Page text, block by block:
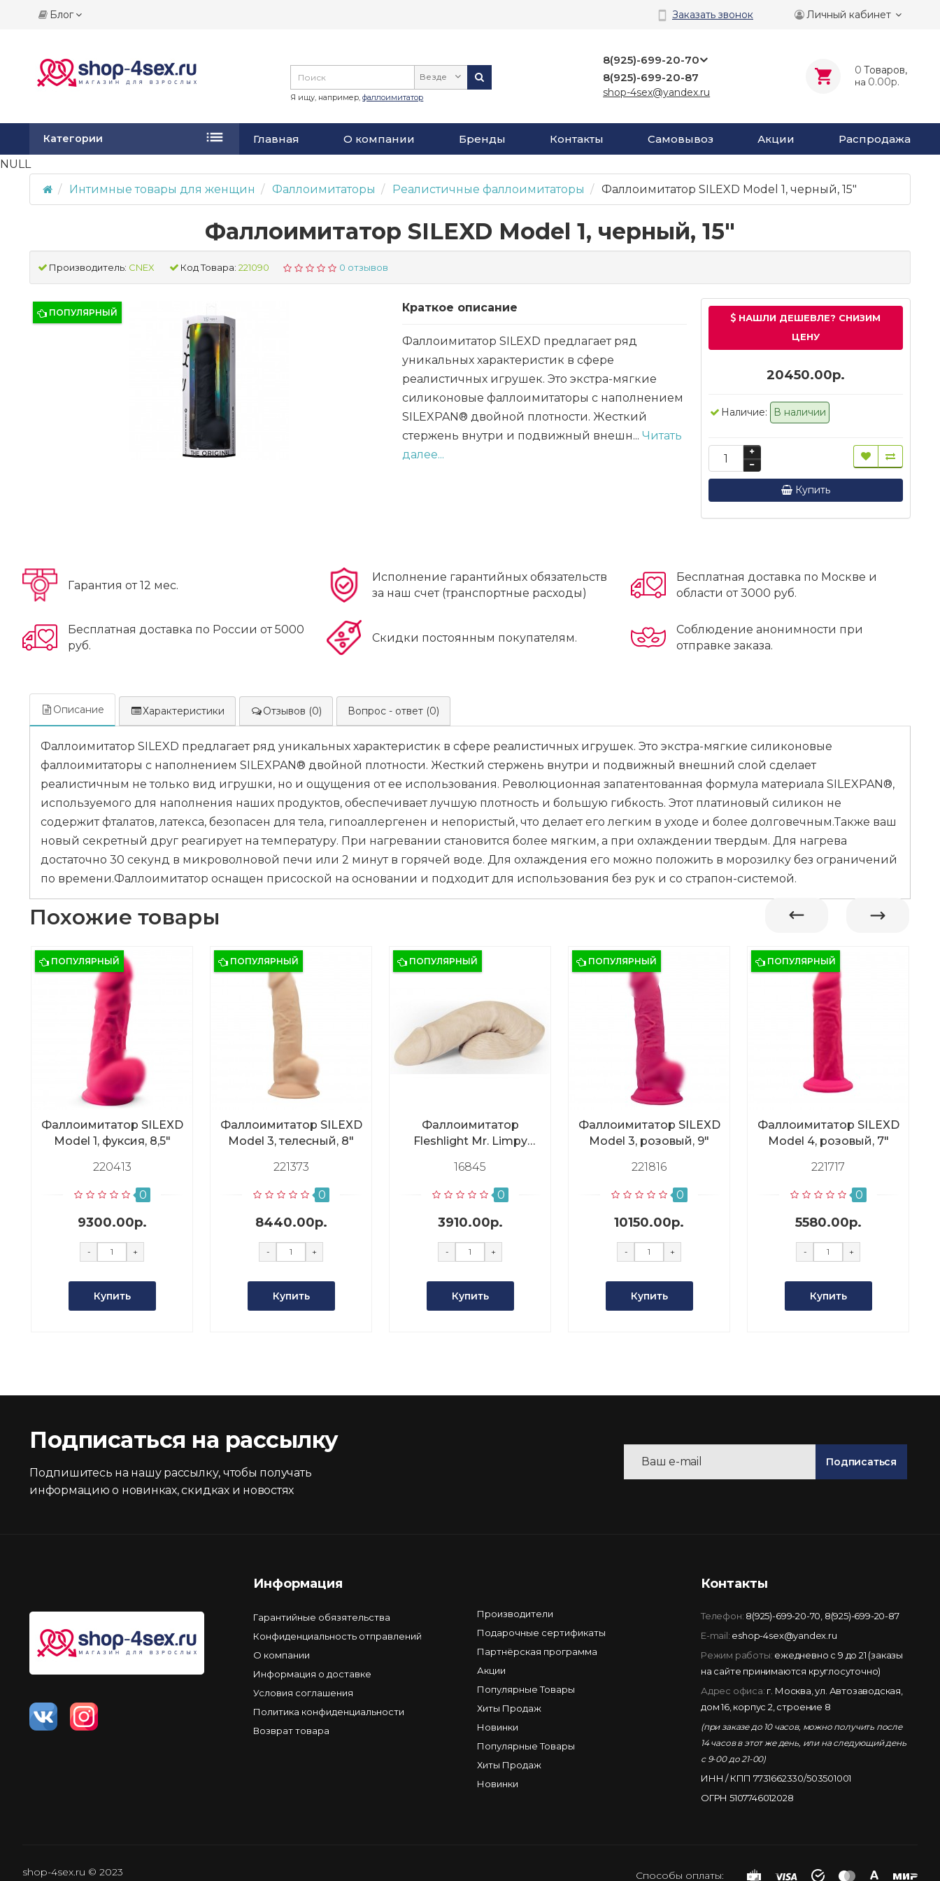
Блог Заказать звонок Личный кабинет
8(925)-699-20-70
8(925)-699-20-87
shop-4sex@yandex.ru
0 Tоваров,
на 0.00р.
Везде
Я ищу, например,фаллоимитатор
Главная О компании Бренды Контакты Самовывоз Акции Распродажа
Категории
NULL
Интимные товары для женщин
Фаллоимитаторы Реалистичные фаллоимитаторы Фаллоимитатор SILEXD Model 1, черный, 15"
Фаллоимитатор SILEXD Model 1, черный, 15"
Производитель: CNEX Код Товара: 221090 0 отзывов
ПОПУЛЯРНЫЙ Краткое описание
Фаллоимитатор SILEXD предлагает ряд
уникальных характеристик в сфере
реалистичных игрушек. Это экстра-мягкие
силиконовые фаллоимитаторы с наполнением
SILEXPAN® двойной плотности. Жесткий
стержень внутри и подвижный внешн...Читать
далее...
НАШЛИ ДЕШЕВЛЕ? СНИЗИМ
ЦЕНУ
20450.00р.
Наличие: В наличии
Купить
Гарантия от 12 мес.
Исполнение гарантийных обязательств
за наш счет (транспортные расходы)
Бесплатная доставка по Москве и
области от 3000 руб.
Бесплатная доставка по России от 5000
руб.
Скидки постоянным покупателям.
Соблюдение анонимности при
отправке заказа.
Описание Характеристики Отзывов (0) Вопрос - ответ (0)
Фаллоимитатор SILEXD предлагает ряд уникальных характеристик в сфере реалистичных игрушек. Это экстра-мягкие силиконовые
фаллоимитаторы с наполнением SILEXPAN® двойной плотности. Жесткий стержень внутри и подвижный внешний слой сделает
реалистичным не только вид игрушки, но и ощущения от ее использования. Революционная запатентованная формула материала SILEXPAN®,
используемого для наполнения наших продуктов, обеспечивает лучшую плотность и большую гибкость. Этот платиновый силикон не
содержит фталатов, латекса, безопасен для тела, гипоаллергенен и непористый, что делает его легким в уходе и более долговечным.Также ваш
новый секретный друг реагирует на температуру. При нагревании становится более мягким, а при охлаждении твердым. Для нагрева
достаточно 30 секунд в микроволновой печи или 2 минут в горячей воде. Для охлаждения его можно положить в морозилку без ограничений
по времени.Фаллоимитатор оснащен присоской на основании и подходит для использования без рук и со страпон-системой.
Похожие товары
ПОПУЛЯРНЫЙ
Фаллоимитатор SILEXD
Model 1, фуксия, 8,5"
220413
0
9300.00р.
- +
Купить
ПОПУЛЯРНЫЙ
Фаллоимитатор SILEXD
Model 3, телесный, 8"
221373
0
8440.00р.
- +
Купить
ПОПУЛЯРНЫЙ
Фаллоимитатор
Fleshlight Mr. Limpy
16845
0
3910.00р.
- +
Купить
ПОПУЛЯРНЫЙ
Фаллоимитатор SILEXD
Model 3, розовый, 9"
221816
0
10150.00р.
- +
Купить
ПОПУЛЯРНЫЙ
Фаллоимитатор SILEXD
Model 4, розовый, 7"
221717
0
5580.00р.
- +
Купить
Подписаться на рассылку
Подпишитесь на нашу рассылку, чтобы получать
информацию о новинках, скидках и новостях
Подписаться
Информация
Гарантийные обязятельства
Конфиденциальность отправлений
О компании
Информация о доставке
Условия соглашения
Политика конфиденциальности
Возврат товара
Производители
Подарочные сертификаты
Партнёрская программа
Акции
Популярные Товары
Хиты Продаж
Новинки
Популярные Товары
Хиты Продаж
Новинки
Контакты
Телефон: 8(925)-699-20-70 8(925)-699-20-87
E-mail: eshop-4sex@yandex.ru
Режим работы: ежедневно с 9 до 21 (заказы
на сайте принимаются круглосуточно)
Адрес офиса: г. Москва, ул. Автозаводская,
дом 16, корпус 2, строение 8
(при заказе до 10 часов, можно получить после
14 часов в этот же день, или на следующий день
с 9-00 до 21-00)
ИНН / КПП 7731662330/503501001
ОГРН 5107746012028
shop-4sex.ru © 2023 Способы оплаты: